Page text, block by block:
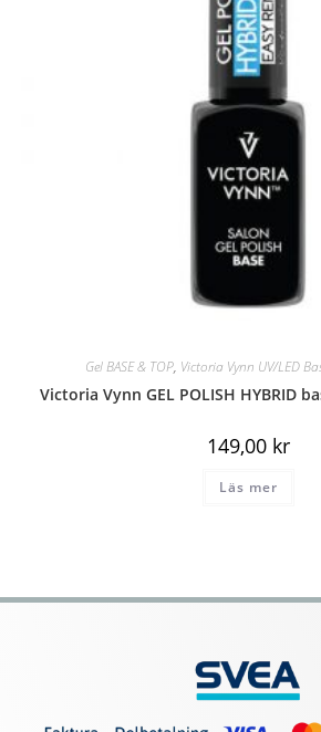
Gel BASE & TOP, Victoria Vynn UV/LED
Victoria Vynn GEL POLISH HYBRID
149,00 kr
Läs mer